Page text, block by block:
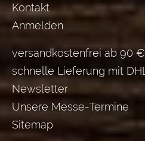
Kontakt
Anmelden
versandkostenfrei ab 90 €
schnelle Lieferung mit DHL
Newsletter
Unsere Messe-Termine
Sitemap